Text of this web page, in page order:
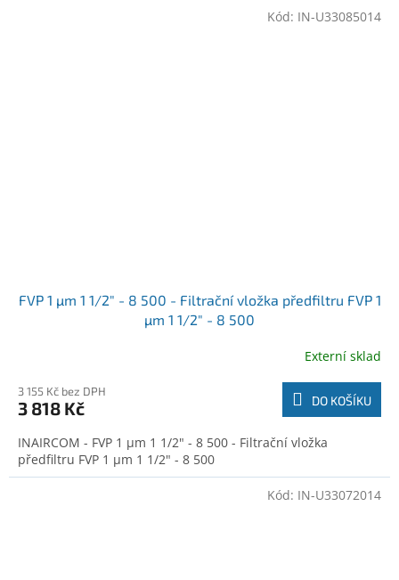
FVP 1 µm 1 1/2" - 8 500 - Filtrační vložka předfiltru FVP 1
µm 1 1/2" - 8 500
Externí sklad
3 155 Kč bez DPH
3 818 Kč DO KOŠÍKU
INAIRCOM - FVP 1 µm 1 1/2" - 8 500 - Filtrační vložka
předfiltru FVP 1 µm 1 1/2" - 8 500
Kód: IN-U33085014
Kód: IN-U33072014